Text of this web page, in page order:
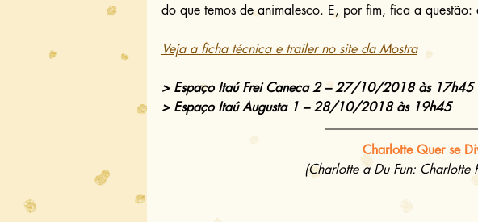
do que temos de animalesco. E, por fim, fica a
Veja a ficha técnica e trailer no site da Mostra
> Espaço Itaú Frei Caneca 2 – 27/10/2018 às 17h45
> Espaço Itaú Augusta 1 – 28/10/2018 às 19h45
Charlotte Quer se
(Charlotte a Du Fun: Charlotte